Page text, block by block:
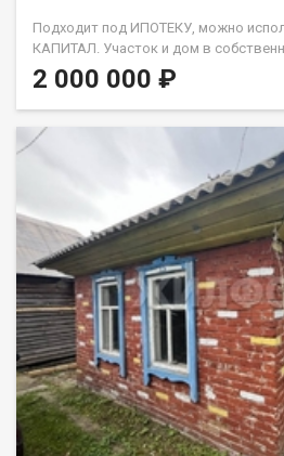
Подходит под ИПОТЕКУ, можно
КАПИТАЛ. Участок и дом в
домом из СИП панелей (2015) / 4
подводятся / Охраняемое СНТ. Газ и
(техническая возможность есть).
позволит и дом построить или
организовать посадки. Дом
панелей (тепло, легко, без усадки)
дом. После ремонта — полноценный
СНТ охраняется, въезд посторонним
проходная) Код пользователя:
2 000 000 ₽